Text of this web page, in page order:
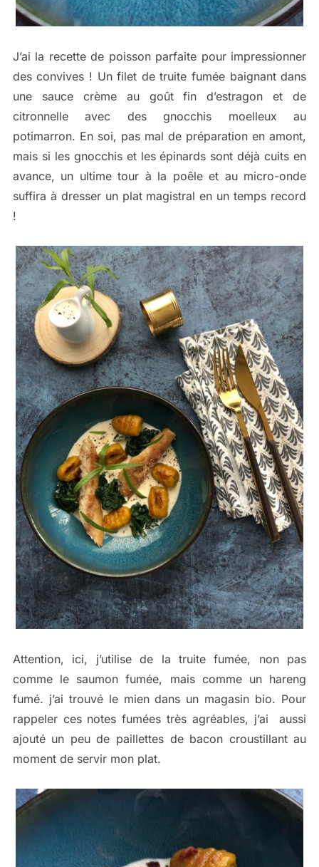
J’ai la recette de poisson parfaite pour impressionner
des convives ! Un filet de truite fumée baignant dans
une sauce crème au goût fin d’estragon et de
citronnelle avec des gnocchis moelleux au
potimarron. En soi, pas mal de préparation en amont,
mais si les gnocchis et les épinards sont déjà cuits en
avance, un ultime tour à la poêle et au micro-onde
suffira à dresser un plat magistral en un temps record
!
Attention, ici, j’utilise de la truite fumée, non pas
comme le saumon fumée, mais comme un hareng
fumé. j’ai trouvé le mien dans un magasin bio. Pour
rappeler ces notes fumées très agréables, j’ai aussi
ajouté un peu de paillettes de bacon croustillant au
moment de servir mon plat.